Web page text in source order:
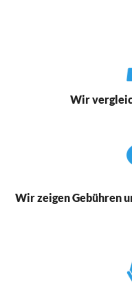
Wir
Wir zeigen Gebühren